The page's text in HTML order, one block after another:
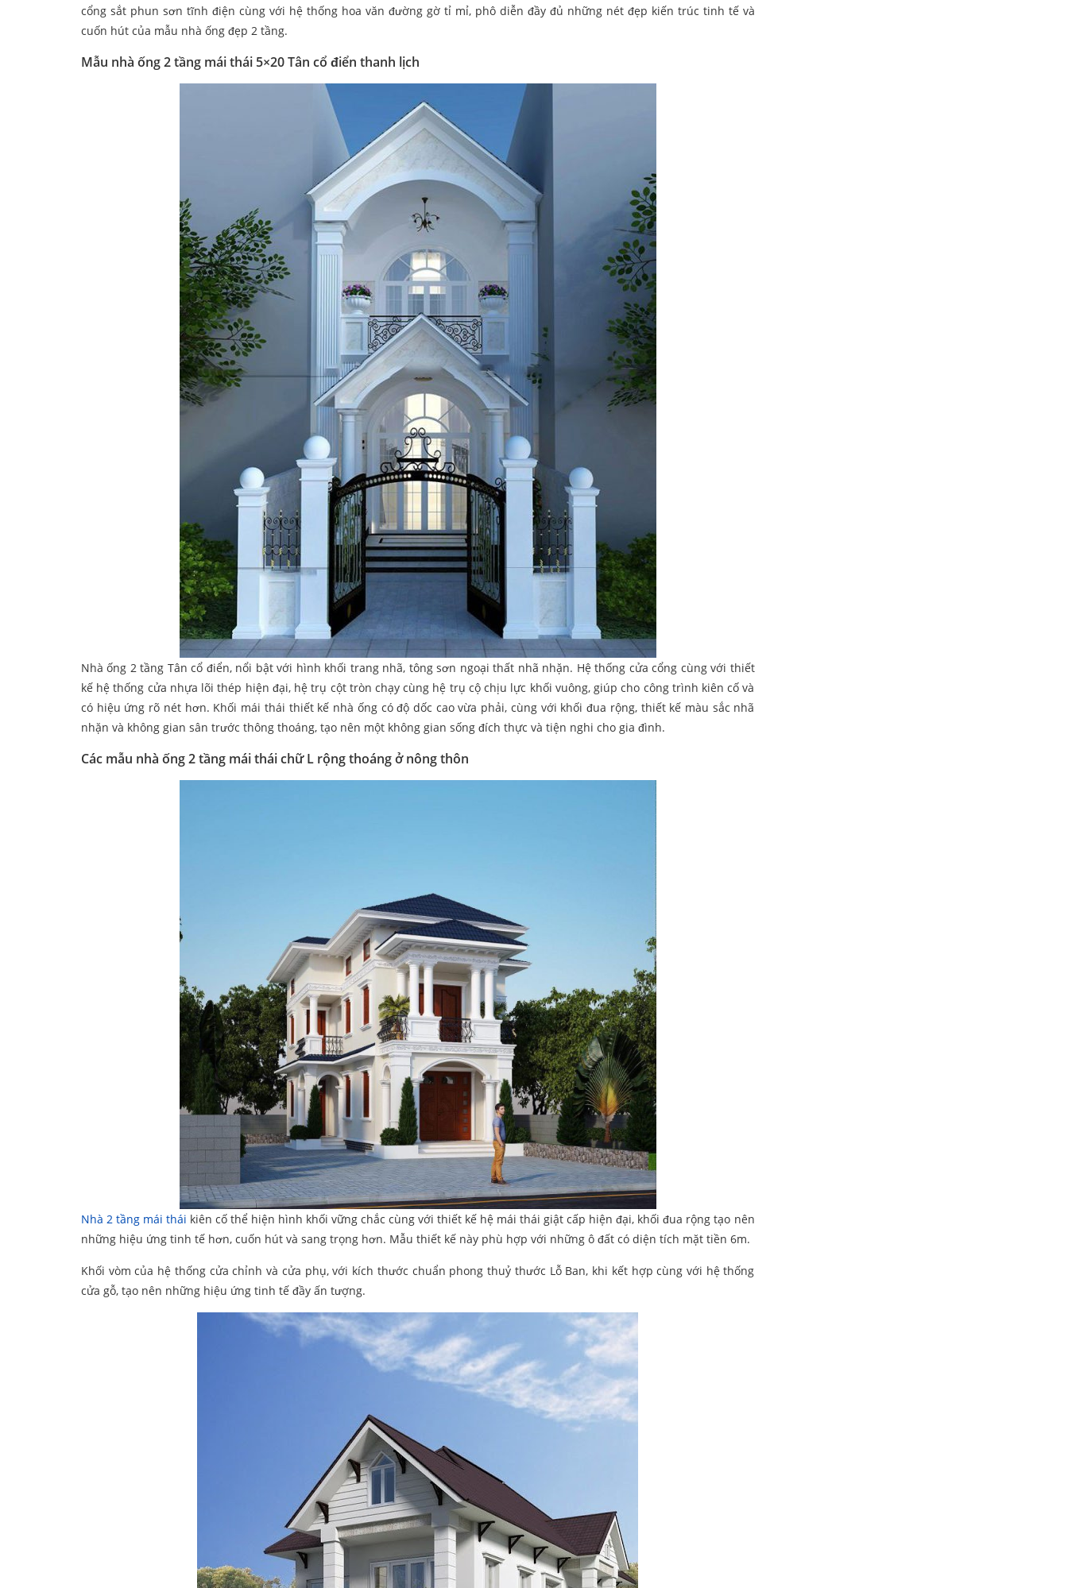
cổng sắt phun sơn tĩnh điện cùng với hệ thống hoa văn đường gờ tỉ mỉ, phô diễn đầy đủ những nét đẹp kiến trúc tinh tế và
cuốn hút của mẫu nhà ống đẹp 2 tầng.
Mẫu nhà ống 2 tầng mái thái 5×20 Tân cổ điển thanh lịch
Nhà ống 2 tầng Tân cổ điển, nổi bật với hình khối trang nhã, tông sơn ngoại thất nhã nhặn. Hệ thống cửa cổng cùng với thiết
kế hệ thống cửa nhựa lõi thép hiện đại, hệ trụ cột tròn chạy cùng hệ trụ cộ chịu lực khối vuông, giúp cho công trình kiên cố và
có hiệu ứng rõ nét hơn. Khối mái thái thiết kế nhà ống có độ dốc cao vừa phải, cùng với khối đua rộng, thiết kế màu sắc nhã
nhặn và không gian sân trước thông thoáng, tạo nên một không gian sống đích thực và tiện nghi cho gia đình.
Các mẫu nhà ống 2 tầng mái thái chữ L rộng thoáng ở nông thôn
Nhà 2 tầng mái thái kiên cố thể hiện hình khối vững chắc cùng với thiết kế hệ mái thái giật cấp hiện đại, khối đua rộng tạo nên
những hiệu ứng tinh tế hơn, cuốn hút và sang trọng hơn. Mẫu thiết kế này phù hợp với những ô đất có diện tích mặt tiền 6m.
Khối vòm của hệ thống cửa chỉnh và cửa phụ, với kích thước chuẩn phong thuỷ thước Lỗ Ban, khi kết hợp cùng với hệ thống
cửa gỗ, tạo nên những hiệu ứng tinh tế đầy ấn tượng.